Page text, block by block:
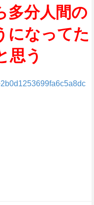
多分人間の
になってた
思う